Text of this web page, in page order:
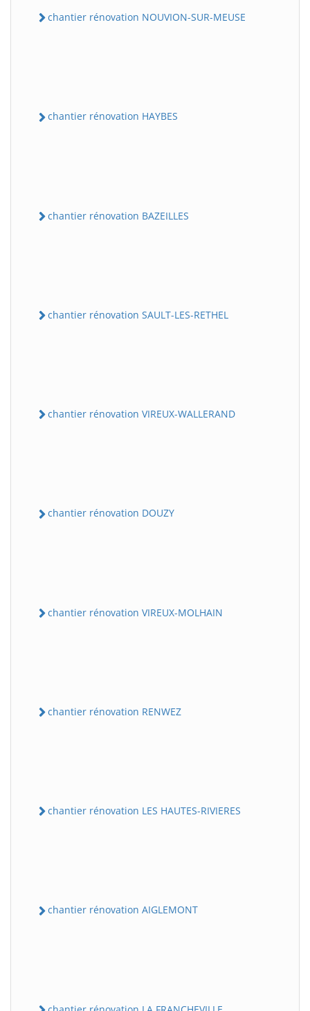
chantier rénovation NOUVION-SUR-MEUSE
chantier rénovation HAYBES
chantier rénovation BAZEILLES
chantier rénovation SAULT-LES-RETHEL
chantier rénovation VIREUX-WALLERAND
chantier rénovation DOUZY
chantier rénovation VIREUX-MOLHAIN
chantier rénovation RENWEZ
chantier rénovation LES HAUTES-RIVIERES
chantier rénovation AIGLEMONT